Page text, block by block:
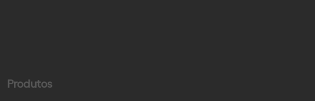
Produtos